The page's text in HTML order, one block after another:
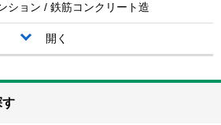
ション / 鉄筋コンクリート造
開く
す